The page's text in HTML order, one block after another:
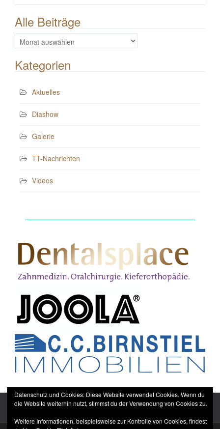
Alle Beiträge
Alle
Beiträge
Kategorien
Aktuelles
Diashow
Galerie
TT-Nachrichten
Videos
Datenschutz und Cookies: Diese Website verwendet Cookies. Wenn du
die Website weiterhin nutzt, stimmst du der Verwendung von Cookies zu.
Weitere Informationen, beispielsweise zur Kontrolle von Cookies, findest